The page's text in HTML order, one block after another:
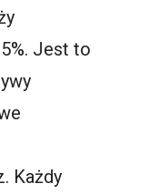
Jest to
Każdy